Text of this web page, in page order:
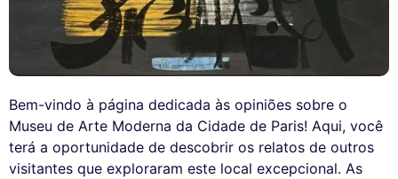
Bem-vindo à página dedicada às opiniões sobre o
Museu de Arte Moderna da Cidade de Paris! Aqui, você
terá a oportunidade de descobrir os relatos de outros
visitantes que exploraram este local excepcional. As